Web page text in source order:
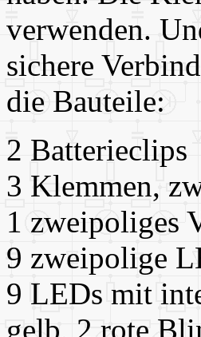
verwenden.
sichere
die Bauteile:
2 Batterieclips
3 Klemmen,
1 zweipoliges
9 zweipolige
9 LEDs mit
gelb, 2 rote